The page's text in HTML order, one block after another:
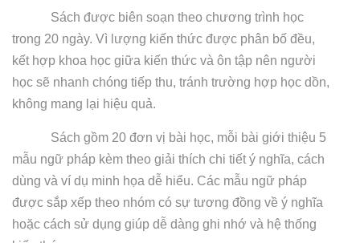
Sách được biên soạn theo chương trình học
trong 20 ngày. Vì lượng kiến thức được phân bố đều,
kết hợp khoa học giữa kiến thức và ôn tập nên người
học sẽ nhanh chóng tiếp thu, tránh trường hợp học dồn,
không mang lại hiệu quả.
Sách gồm 20 đơn vị bài học, mỗi bài giới thiệu 5
mẫu ngữ pháp kèm theo giải thích chi tiết ý nghĩa, cách
dùng và ví dụ minh họa dễ hiểu. Các mẫu ngữ pháp
được sắp xếp theo nhóm có sự tương đồng về ý nghĩa
hoặc cách sử dụng giúp dễ dàng ghi nhớ và hệ thống